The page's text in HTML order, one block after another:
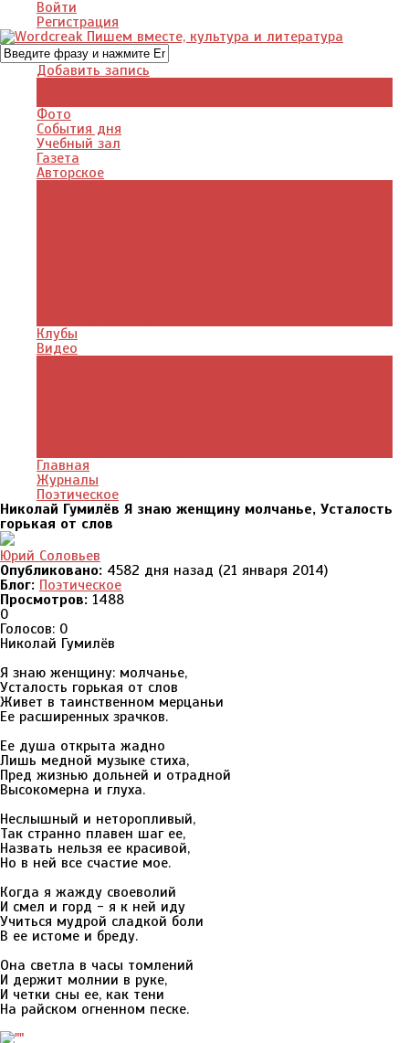
Войти
Регистрация
Добавить запись
Фото
События дня
Учебный зал
Газета
Авторское
Клубы
Видео
Главная
Журналы
Поэтическое
Николай Гумилёв Я знаю женщину молчанье, Усталость
горькая от слов
Юрий Соловьев
Опубликовано: 4582 дня назад (21 января 2014)
Блог: Поэтическое
Просмотров: 1488
0
Голосов: 0
Николай Гумилёв
Я знаю женщину: молчанье,
Усталость горькая от слов
Живет в таинственном мерцаньи
Ее расширенных зрачков.
Ее душа открыта жадно
Лишь медной музыке стиха,
Пред жизнью дольней и отрадной
Высокомерна и глуха.
Неслышный и неторопливый,
Так странно плавен шаг ее,
Назвать нельзя ее красивой,
Но в ней все счастие мое.
Когда я жажду своеволий
И смел и горд - я к ней иду
Учиться мудрой сладкой боли
В ее истоме и бреду.
Она светла в часы томлений
И держит молнии в руке,
И четки сны ее, как тени
На райском огненном песке.